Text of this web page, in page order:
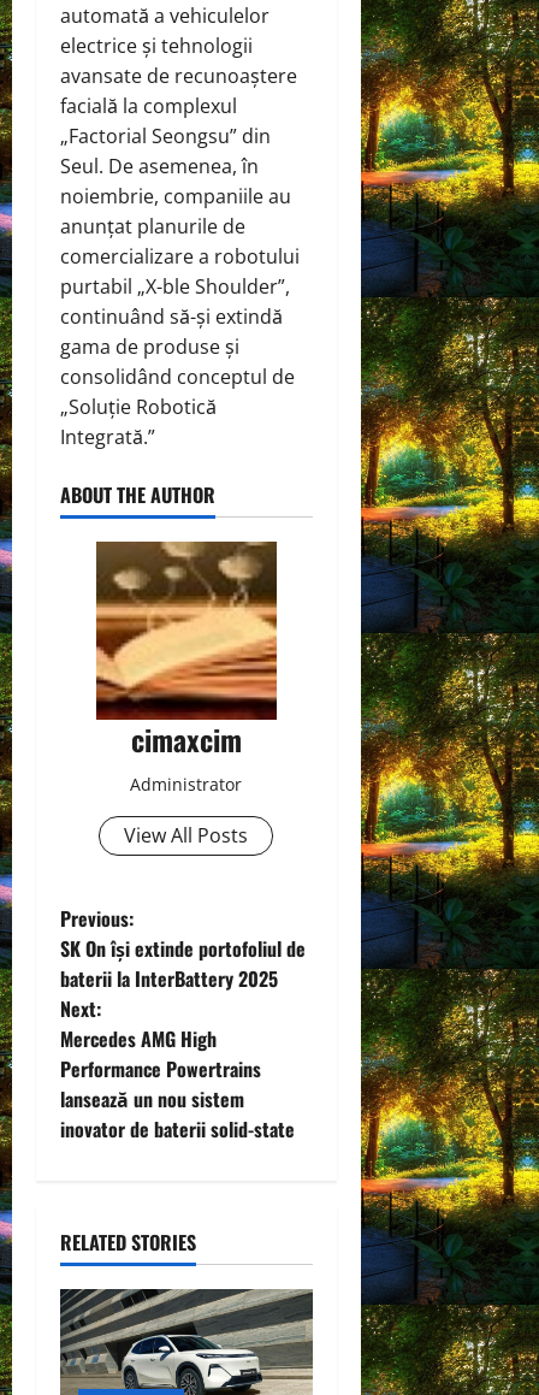
automată a vehiculelor
electrice și tehnologii
avansate de recunoaștere
facială la complexul
„Factorial Seongsu” din
Seul. De asemenea, în
noiembrie, companiile au
anunțat planurile de
comercializare a robotului
purtabil „X-ble Shoulder”,
continuând să-și extindă
gama de produse și
consolidând conceptul de
„Soluție Robotică
Integrată.”
ABOUT THE AUTHOR
cimaxcim
Administrator
View All Posts
P
o
s
t
n
v
i
g
a
Previous:
SK On își extinde portofoliul de
baterii la InterBattery 2025
Next:
Mercedes AMG High
Performance Powertrains
lansează un nou sistem
inovator de baterii solid-state
RELATED STORIES